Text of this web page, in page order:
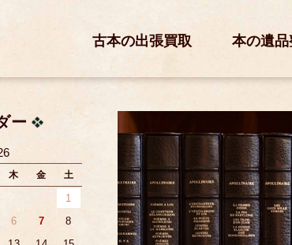
古本の出張買取 本の遺品
ー
木 金 土
1
6 7
8